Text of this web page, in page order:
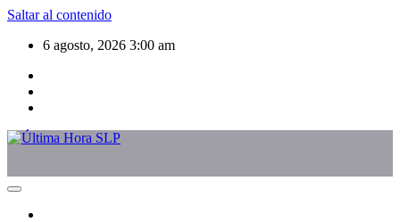
Saltar al contenido
6 agosto, 2026 3:00 am